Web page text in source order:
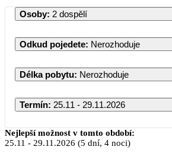
Osoby: 2 dospělí
Odkud pojedete: Nerozhoduje
Délka pobytu: Nerozhoduje
Termín: 25.11 - 29.11.2026
Listopad 2026
Nejlepší možnost v tomto období:
25.11 - 29.11.2026 (5 dní, 4 noci)